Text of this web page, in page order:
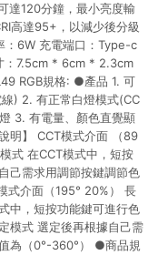
達120分鐘，最小亮度輸
高達95+，以減少後分級
：6W 充電端口：Type-c
：7.5cm * 6cm * 2.3cm
RGB規格: ●產品 1. 可
) 2. 有正常白燈模式(CC
3. 有電量、顏色直覺顯
明】 CCT模式介面 （89
式 在CCT模式中，短按
己需求用調節按鍵調節色
式介面（195° 20%） 長
中，短按功能鍵可進行色
模式 選定後再根據自己需
為（0°-360°） ●商品規